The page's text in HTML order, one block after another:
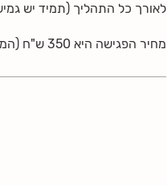
לאורך כל התהליך (תמיד יש
מחיר הפגישה היא 350 ש"ח (המע"מ כבר כלול בפנים).